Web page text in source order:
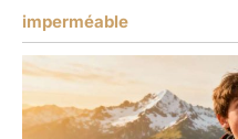
imperméable